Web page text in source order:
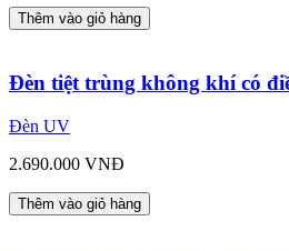
Thêm vào giỏ hàng
Đèn tiệt trùng không khí có
Đèn UV
2.690.000 VNĐ
Thêm vào giỏ hàng